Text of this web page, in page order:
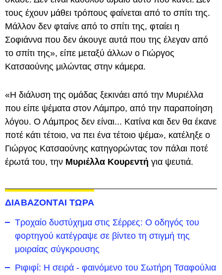
τους έχουν μάθει τρόπους φαίνεται από το σπίτι της.
Μάλλον δεν φταίνε από το σπίτι της, φταίει η
Σοφιάννα που δεν άκουγε αυτά που της έλεγαν από
το σπίτι της», είπε μεταξύ άλλων ο Γιώργος
Κατσαούνης μιλώντας στην κάμερα.
«Η διάλυση της ομάδας ξεκινάει από την Μυριέλλα
που είπε ψέματα στον Λάμπρο, από την παραποίηση
λόγου. Ο Λάμπρος δεν είναι... Κατίνα και δεν θα έκανε
ποτέ κάτι τέτοιο, να πει ένα τέτοιο ψέμα», κατέληξε ο
Γιώργος Κατσαούνης κατηγορώντας τον πάλαι ποτέ
έρωτά του, την Μυριέλλα Κουρεντή για ψευτιά.
ΔΙΑΒΑΖΟΝΤΑΙ ΤΩΡΑ
Τροχαίο δυστύχημα στις Σέρρες: Ο οδηγός του
φορτηγού κατέγραψε σε βίντεο τη στιγμή της
μοιραίας σύγκρουσης
Ριφιφί: Η σειρά - φαινόμενο του Σωτήρη Τσαφούλια